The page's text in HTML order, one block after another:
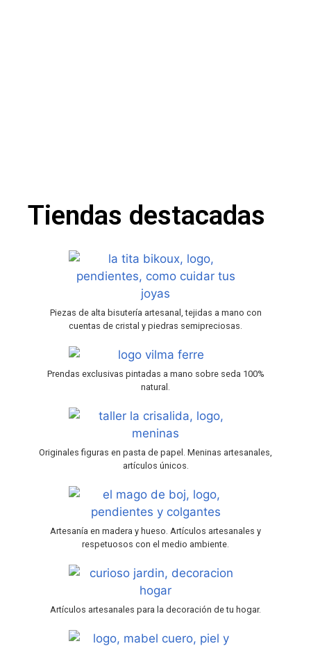
Tiendas destacadas
Piezas de alta bisutería artesanal, tejidas a mano con
cuentas de cristal y piedras semipreciosas.
Prendas exclusivas pintadas a mano sobre seda 100%
natural.
Originales figuras en pasta de papel. Meninas artesanales,
artículos únicos.
Artesanía en madera y hueso. Artículos artesanales y
respetuosos con el medio ambiente.
Artículos artesanales para la decoración de tu hogar.